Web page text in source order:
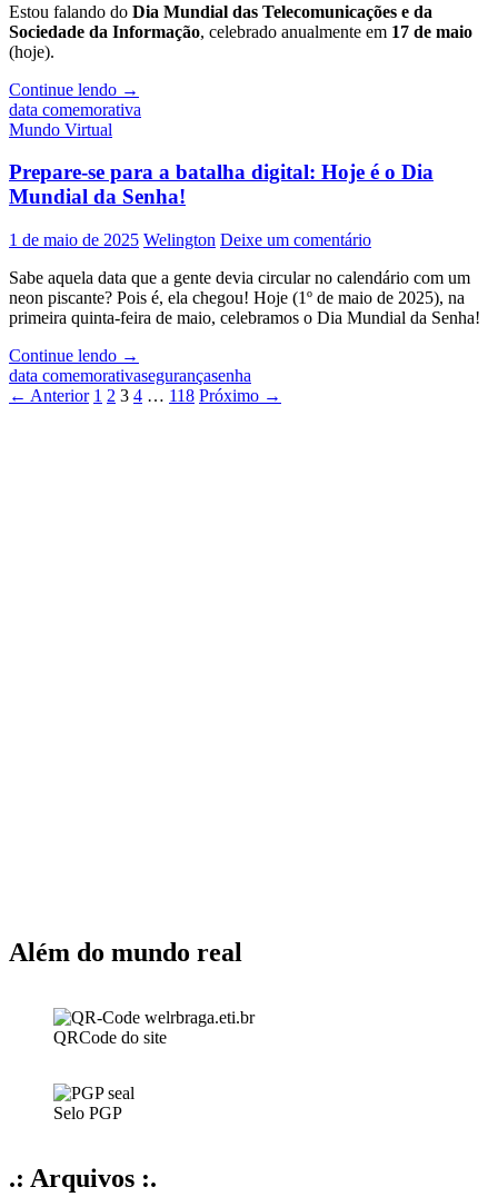
Estou falando do Dia Mundial das Telecomunicações e da
Sociedade da Informação, celebrado anualmente em 17 de maio
(hoje).
Continue lendo 17
de
que
uma
data,
Marco
Nossa
Jornada
Digital
→
data comemorativa
Mundo Virtual
Prepare-se para a batalha digital: Hoje é o Dia
Mundial da Senha!
1 de maio de 2025 Welington Deixe um comentário
Sabe aquela data que a gente devia circular no calendário com um
neon piscante? Pois é, ela chegou! Hoje (1º de maio de 2025), na
primeira quinta-feira de maio, celebramos o Dia Mundial da Senha!
Continue lendo Prepare-
se
para
→
data comemorativasegurançasenha
Navegação
← Anterior 1 2 3 4 … 118 Próximo →
Além do mundo real
QRCode do site
Selo PGP
.: Arquivos :.